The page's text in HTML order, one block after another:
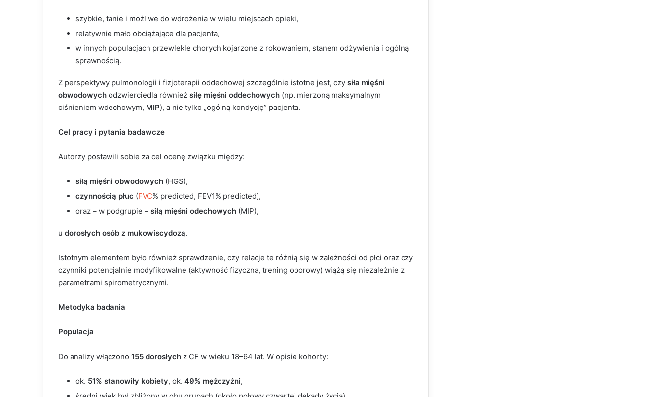
szybkie, tanie i możliwe do wdrożenia w wielu miejscach opieki,
relatywnie mało obciążające dla pacjenta,
w innych populacjach przewlekle chorych kojarzone z rokowaniem, stanem odżywienia i ogólną
sprawnością.
Z perspektywy pulmonologii i fizjoterapii oddechowej szczególnie istotne jest, czy siła mięśni
obwodowych odzwierciedla również siłę mięśni oddechowych (np. mierzoną maksymalnym
ciśnieniem wdechowym, MIP), a nie tylko „ogólną kondycję” pacjenta.
Cel pracy i pytania badawcze
Autorzy postawili sobie za cel ocenę związku między:
siłą mięśni obwodowych (HGS),
czynnością płuc (FVC% predicted, FEV1% predicted),
oraz – w podgrupie – siłą mięśni odechowych (MIP),
u dorosłych osób z mukowiscydozą.
Istotnym elementem było również sprawdzenie, czy relacje te różnią się w zależności od płci oraz czy
czynniki potencjalnie modyfikowalne (aktywność fizyczna, trening oporowy) wiążą się niezależnie z
parametrami spirometrycznymi.
Metodyka badania
Populacja
Do analizy włączono 155 dorosłych z CF w wieku 18–64 lat. W opisie kohorty:
ok. 51% stanowiły kobiety, ok. 49% mężczyźni,